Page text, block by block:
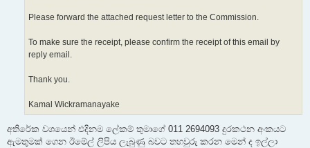
Please forward the attached request letter to the Commission.
To make sure the receipt, please confirm the receipt of this email by
reply email.
Thank you.
Kamal Wickramanayake
අතිරේක වශයෙන් එදිනම ලේකම් තුමාගේ 011 2694093 දුරකථන අංකයට
ඇමතුමක් ගෙන ඊමේල් ලිපිය ලැබුණු බවට තහවුරු කරන මෙන් ද ඉල්ලා